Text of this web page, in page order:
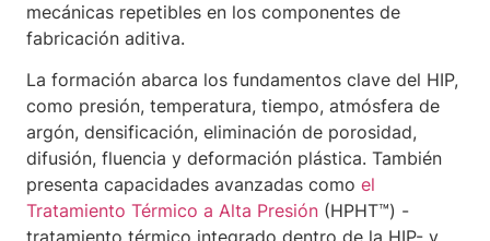
mecánicas repetibles en los componentes de
fabricación aditiva.
La formación abarca los fundamentos clave del HIP,
como presión, temperatura, tiempo, atmósfera de
argón, densificación, eliminación de porosidad,
difusión, fluencia y deformación plástica. También
presenta capacidades avanzadas como el
Tratamiento Térmico a Alta Presión (HPHT™) -